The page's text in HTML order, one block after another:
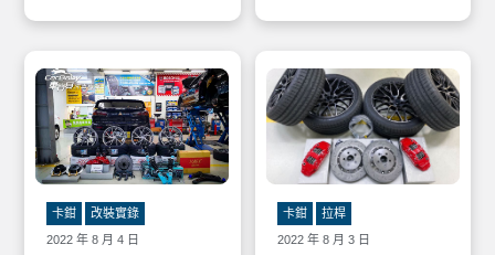
他材質FC鑄鐵材質，工作
溫度更 可達900度C，具
0.002超高水準煞車面研磨
及高速平衡之優良產品。
材質，工作溫度更 可達900
度C，具0.002超高水準煞
車面研磨及高速平衡之優
良產品。
2022 年 8 月 4 日
卡鉗 改裝實錄
2022 年 8 月 3 日
卡鉗 拉桿